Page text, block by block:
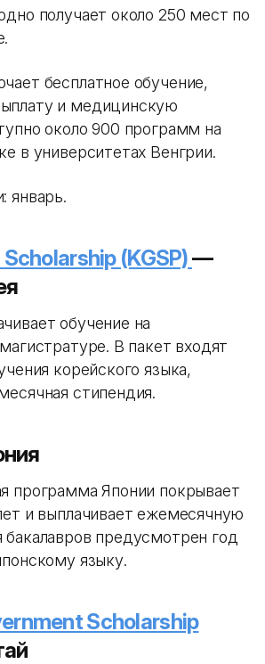
получает около 250 мест по
бесплатное обучение,
и медицинскую
около 900 программ на
в университетах Венгрии.
январь.
(KGSP)—
обучение на
В пакет входят
корейского языка,
стипендия.
программа Японии покрывает
и выплачивает ежемесячную
предусмотрен год
языку.
Scholarship